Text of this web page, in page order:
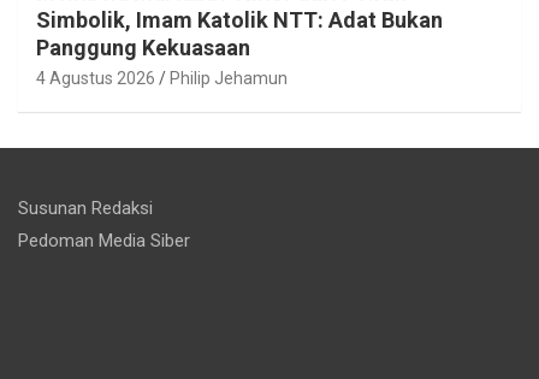
Simbolik, Imam Katolik NTT: Adat Bukan
Panggung Kekuasaan
4 Agustus 2026 Philip Jehamun
Susunan Redaksi
Pedoman Media Siber